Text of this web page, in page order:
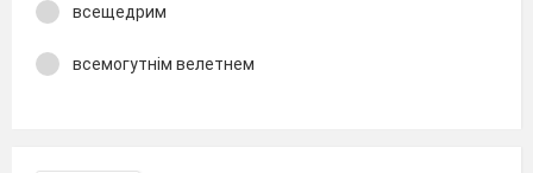
всещедрим
всемогутнім велетнем